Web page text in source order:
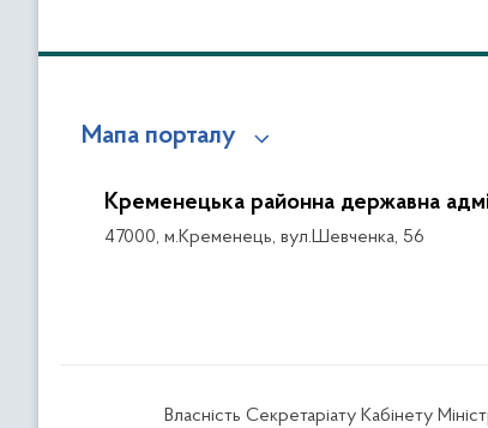
Мапа порталу
Кременецька районна державна
47000, м.Кременець, вул.Шевченка, 56
Власність Секретаріату Кабінету